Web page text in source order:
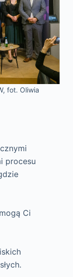
fot. Oliwia
procesu
Ci